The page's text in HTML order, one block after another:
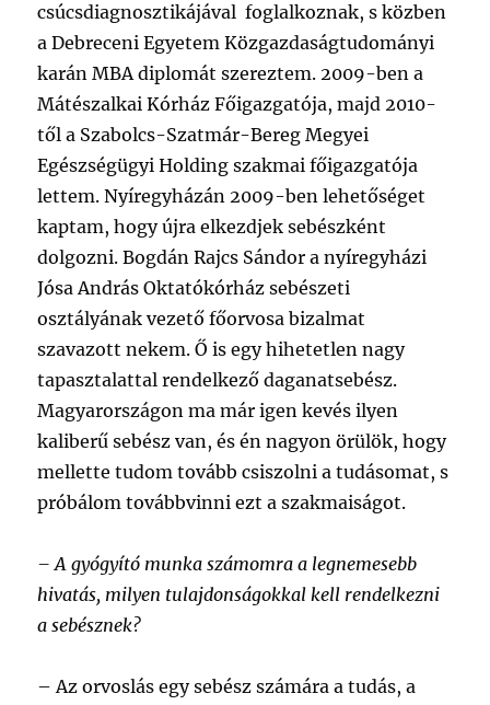
csúcsdiagnosztikájával foglalkoznak, s közben
a Debreceni Egyetem Közgazdaságtudományi
karán MBA diplomát szereztem. 2009-ben a
Mátészalkai Kórház Főigazgatója, majd 2010-
től a Szabolcs-Szatmár-Bereg Megyei
Egészségügyi Holding szakmai főigazgatója
lettem. Nyíregyházán 2009-ben lehetőséget
kaptam, hogy újra elkezdjek sebészként
dolgozni. Bogdán Rajcs Sándor a nyíregyházi
Jósa András Oktatókórház sebészeti
osztályának vezető főorvosa bizalmat
szavazott nekem. Ő is egy hihetetlen nagy
tapasztalattal rendelkező daganatsebész.
Magyarországon ma már igen kevés ilyen
kaliberű sebész van, és én nagyon örülök, hogy
mellette tudom tovább csiszolni a tudásomat, s
próbálom továbbvinni ezt a szakmaiságot.
– A gyógyító munka számomra a legnemesebb
hivatás, milyen tulajdonságokkal kell rendelkezni
a sebésznek?
–Az orvoslás egy sebész számára a tudás, a